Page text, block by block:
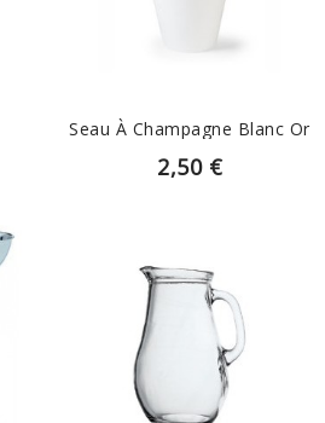
EN SAVOIR PLUS
Seau À Champagne Blanc Or
2,50 €
EN SAVOIR PLUS